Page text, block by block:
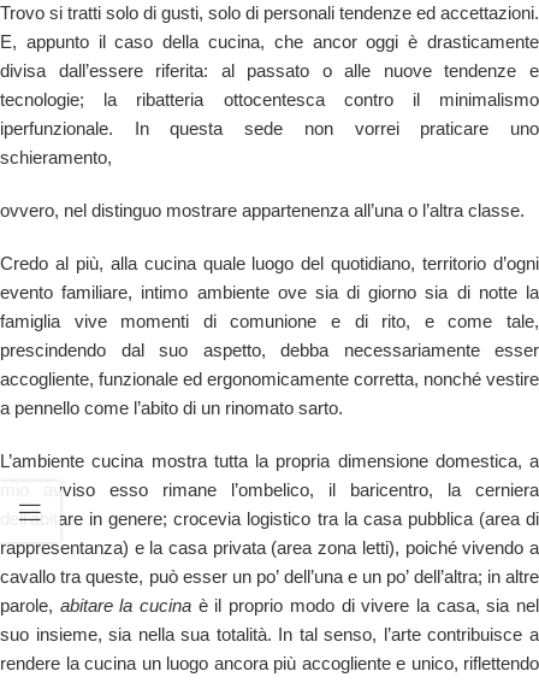
Trovo si tratti solo di gusti, solo di personali tendenze ed accettazioni.
E, appunto il caso della cucina, che ancor oggi è drasticamente
divisa dall’essere riferita: al passato o alle nuove tendenze e
tecnologie; la ribatteria ottocentesca contro il minimalismo
iperfunzionale. In questa sede non vorrei praticare uno
schieramento,
ovvero, nel distinguo mostrare appartenenza all’una o l’altra classe.
Credo al più, alla cucina quale luogo del quotidiano, territorio d’ogni
evento familiare, intimo ambiente ove sia di giorno sia di notte la
famiglia vive momenti di comunione e di rito, e come tale,
prescindendo dal suo aspetto, debba necessariamente esser
accogliente, funzionale ed ergonomicamente corretta, nonché vestire
a pennello come l’abito di un rinomato sarto.
L’ambiente cucina mostra tutta la propria dimensione domestica, a
mio avviso esso rimane l’ombelico, il baricentro, la cerniera
dell’abitare in genere; crocevia logistico tra la casa pubblica (area di
rappresentanza) e la casa privata (area zona letti), poiché vivendo a
cavallo tra queste, può esser un po’ dell’una e un po’ dell’altra; in altre
parole, abitare la cucina è il proprio modo di vivere la casa, sia nel
suo insieme, sia nella sua totalità. In tal senso, l’arte contribuisce a
rendere la cucina un luogo ancora più accogliente e unico, riflettendo